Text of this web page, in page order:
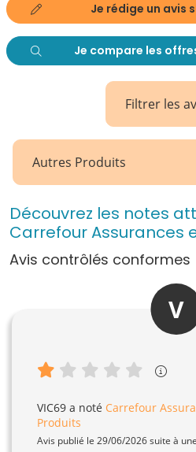
Je rédige un avis
Je compare les
Filtrer les
Autres Produits
Découvrez les notes
Carrefour Assurances
Avis contrôlés conformes
V
VIC69 a noté Carrefour
Produits
Avis publié le 29/06/2026 suite à